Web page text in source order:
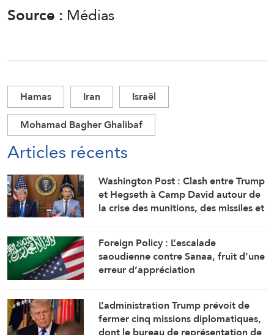
Source : Médias
Hamas Iran
Israël
Mohamad Bagher Ghalibaf
Articles récents
Washington Post : Clash entre Trump
et Hegseth à Camp David autour de
la crise des munitions, des missiles et
Foreign Policy : L’escalade
saoudienne contre Sanaa, fruit d’une
erreur d’appréciation
L’administration Trump prévoit de
fermer cinq missions diplomatiques,